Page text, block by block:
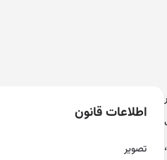
اطلاعات قانون
تصویر